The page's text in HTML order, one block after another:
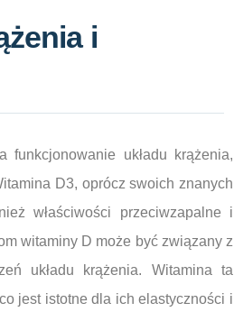
i
układu krążenia,
D3, oprócz swoich znanych
właściwości przeciwzapalne i
witaminy D może być związany z
układu krążenia. Witamina ta
jest istotne dla ich elastyczności i